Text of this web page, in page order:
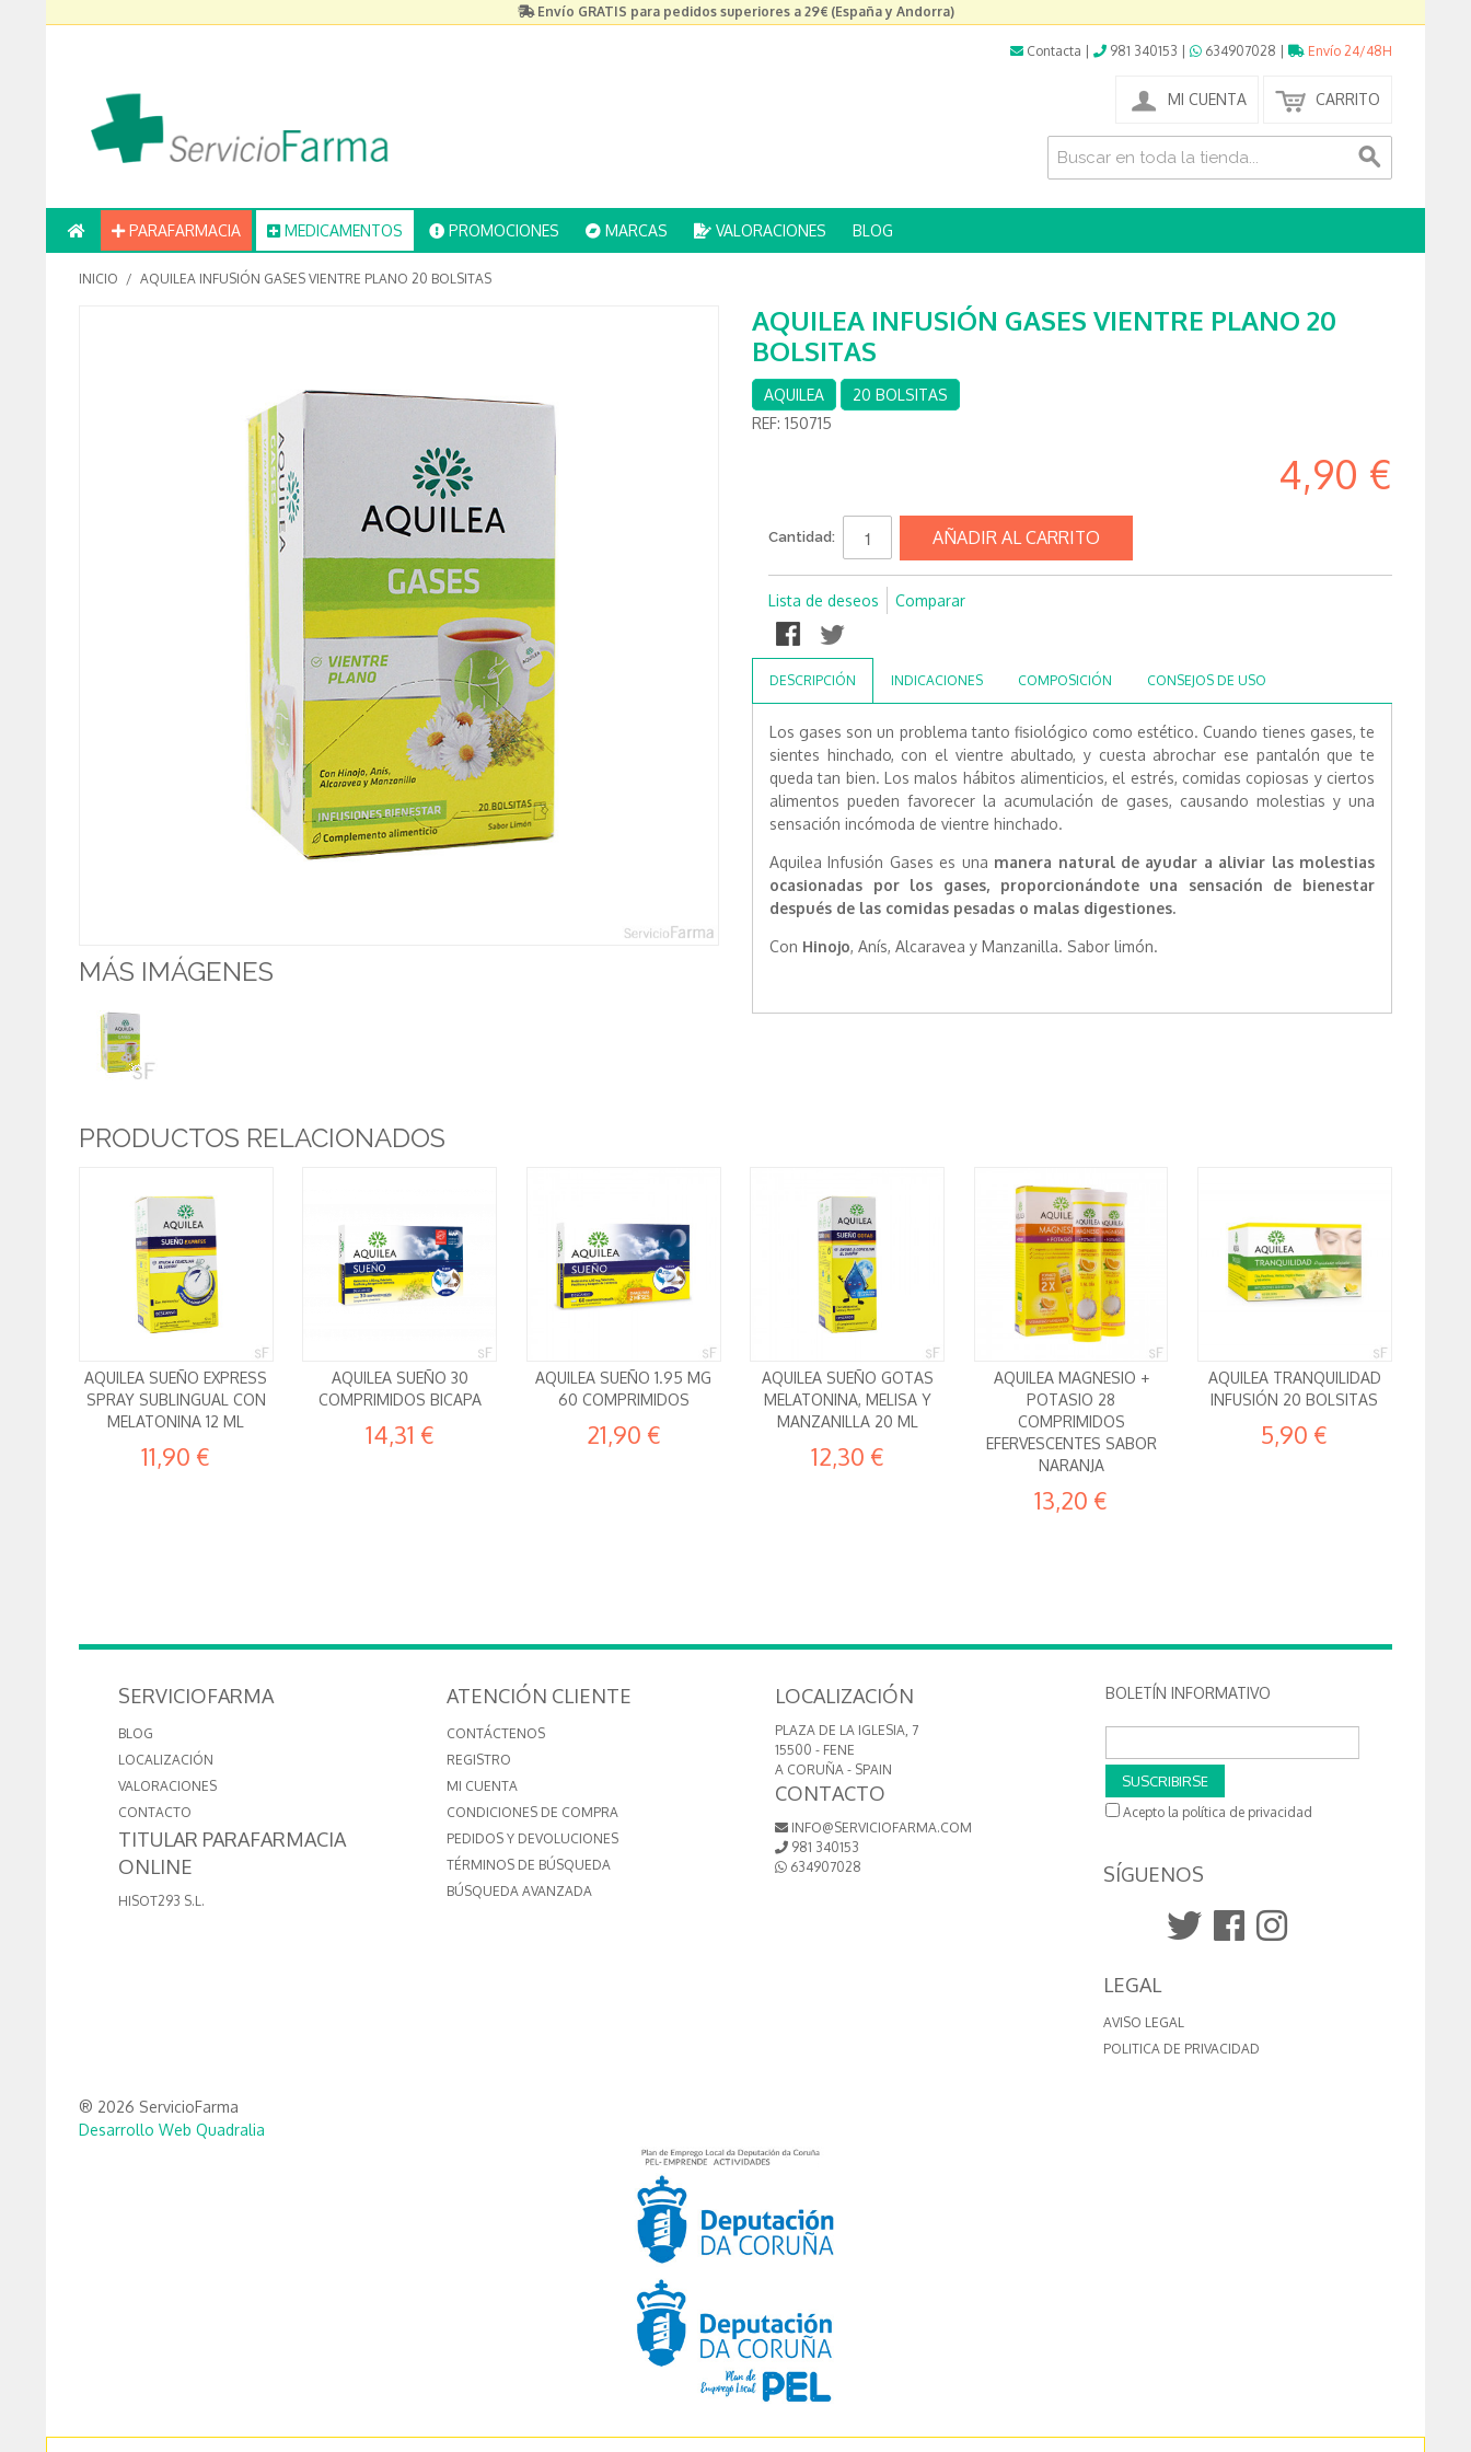
Envío GRATIS para pedidos superiores a 29€ (España y Andorra)
Contacta 981 340153 634907028 Envío 24/48H
MI CUENTA CARRITO
PARAFARMACIA MEDICAMENTOS PROMOCIONES MARCAS VALORACIONES BLOG
INICIO / AQUILEA INFUSIÓN GASES VIENTRE PLANO 20 BOLSITAS
MÁS IMÁGENES
AQUILEA INFUSIÓN GASES VIENTRE PLANO 20
BOLSITAS
AQUILEA
20 BOLSITAS
REF: 150715
4,90 €
Cantidad: AÑADIR AL CARRITO
Lista de deseos Comparar
DESCRIPCIÓN INDICACIONES COMPOSICIÓN CONSEJOS DE USO
Los gases son un problema tanto fisiológico como estético. Cuando tienes gases, te
sientes hinchado, con el vientre abultado, y cuesta abrochar ese pantalón que te
queda tan bien. Los malos hábitos alimenticios, el estrés, comidas copiosas y ciertos
alimentos pueden favorecer la acumulación de gases, causando molestias y una
sensación incómoda de vientre hinchado.
Aquilea Infusión Gases es una manera natural de ayudar a aliviar las molestias
ocasionadas por los gases, proporcionándote una sensación de bienestar
después de las comidas pesadas o malas digestiones.
Con Hinojo, Anís, Alcaravea y Manzanilla. Sabor limón.
PRODUCTOS RELACIONADOS
AQUILEA SUEÑO EXPRESS
SPRAY SUBLINGUAL CON
MELATONINA 12 ML
11,90 €
AQUILEA SUEÑO 30
COMPRIMIDOS BICAPA
14,31 €
AQUILEA SUEÑO 1.95 MG
60 COMPRIMIDOS
21,90 €
AQUILEA SUEÑO GOTAS
MELATONINA, MELISA Y
MANZANILLA 20 ML
12,30 €
AQUILEA MAGNESIO +
POTASIO 28
COMPRIMIDOS
EFERVESCENTES SABOR
NARANJA
13,20 €
AQUILEA TRANQUILIDAD
INFUSIÓN 20 BOLSITAS
5,90 €
SERVICIOFARMA
BLOG
LOCALIZACIÓN
VALORACIONES
CONTACTO
TITULAR PARAFARMACIA
ONLINE
HISOT293 S.L.
ATENCIÓN CLIENTE
CONTÁCTENOS
REGISTRO
MI CUENTA
CONDICIONES DE COMPRA
PEDIDOS Y DEVOLUCIONES
TÉRMINOS DE BÚSQUEDA
BÚSQUEDA AVANZADA
LOCALIZACIÓN
PLAZA DE LA IGLESIA, 7
15500 - FENE
A CORUÑA - SPAIN
CONTACTO
INFO@SERVICIOFARMA.COM
981 340153
634907028
BOLETÍN INFORMATIVO
SUSCRIBIRSE
Acepto la política de privacidad
SÍGUENOS
LEGAL
AVISO LEGAL
POLITICA DE PRIVACIDAD
® 2026 ServicioFarma
Desarrollo Web Quadralia